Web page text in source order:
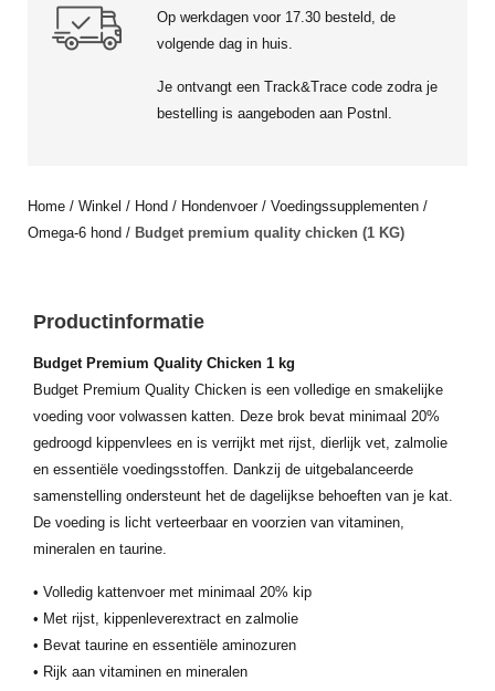
Op werkdagen voor 17.30 besteld, de
volgende dag in huis.
Je ontvangt een Track&Trace code zodra je
bestelling is aangeboden aan Postnl.
Home / Winkel / Hond / Hondenvoer/ Voedingssupplementen /
Omega-6 hond / Budget premium quality chicken (1 KG)
Productinformatie
Budget Premium Quality Chicken 1 kg
Budget Premium Quality Chicken is een volledige en smakelijke
voeding voor volwassen katten. Deze brok bevat minimaal 20%
gedroogd kippenvlees en is verrijkt met rijst, dierlijk vet, zalmolie
en essentiële voedingsstoffen. Dankzij de uitgebalanceerde
samenstelling ondersteunt het de dagelijkse behoeften van je kat.
De voeding is licht verteerbaar en voorzien van vitaminen,
mineralen en taurine.
• Volledig kattenvoer met minimaal 20% kip
• Met rijst, kippenleverextract en zalmolie
• Bevat taurine en essentiële aminozuren
• Rijk aan vitaminen en mineralen